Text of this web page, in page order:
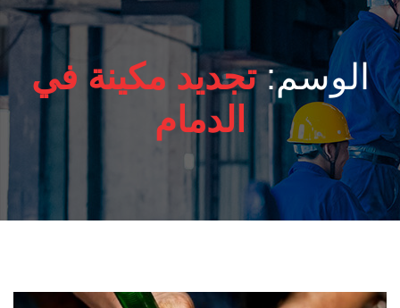
الوسم:تجديد مكينة في
الدمام